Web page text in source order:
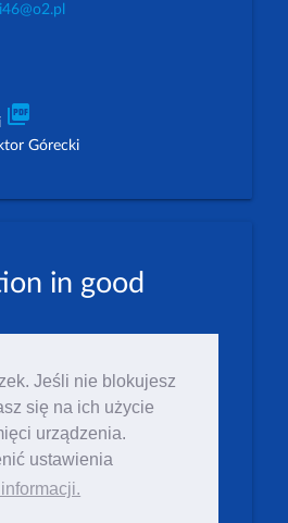
Jeśli nie blokujesz
się na ich użycie
urządzenia.
ustawienia
picture_as_pdf
Górecki
in good
8633 6000 0004
600 1462 1884 8633 6000